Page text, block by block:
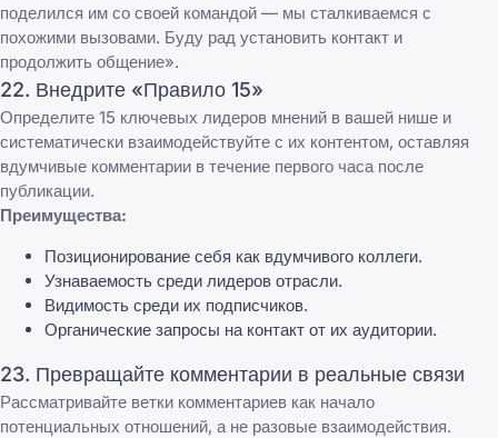
поделился им со своей командой — мы сталкиваемся с
похожими вызовами. Буду рад установить контакт и
продолжить общение».
22. Внедрите «Правило 15»
Определите 15 ключевых лидеров мнений в вашей нише и
систематически взаимодействуйте с их контентом, оставляя
вдумчивые комментарии в течение первого часа после
публикации.
Преимущества:
Позиционирование себя как вдумчивого коллеги.
Узнаваемость среди лидеров отрасли.
Видимость среди их подписчиков.
Органические запросы на контакт от их аудитории.
23. Превращайте комментарии в реальные связи
Рассматривайте ветки комментариев как начало
потенциальных отношений, а не разовые взаимодействия.